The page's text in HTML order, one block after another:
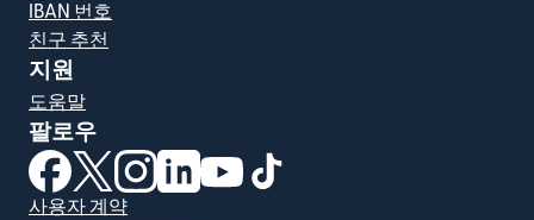
IBAN 번호
친구 추천
지원
도움말
팔로우
(새 창에서 열림)
(새 창에서 열림)
(새 창에서 열림)
(새 창에서 열림)
(새 창에서 열림)
사용자 계약